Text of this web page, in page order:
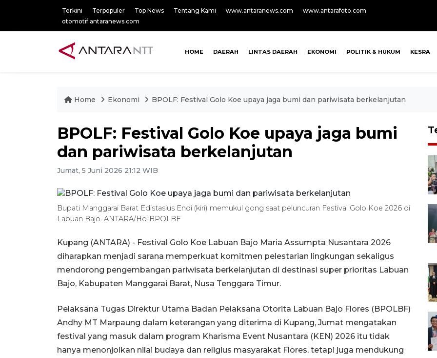
Terkini Terpopuler Top News Tentang Kami www.antaranews.com
www.antarafoto.com
otomotif.antaranews.com
HOME DAERAH LINTAS DAERAH EKONOMI POLITIK & HUKUM KESRA
Home Ekonomi BPOLF: Festival Golo Koe upaya jaga bumi dan pariwisata berkelanjutan
BPOLF: Festival Golo Koe upaya jaga bumi
dan pariwisata berkelanjutan
Jumat, 5 Juni 2026 21:12 WIB
Bupati Manggarai Barat Edistasius Endi (kiri) memukul gong saat peluncuran Festival Golo Koe 2026 di
Labuan Bajo. ANTARA/Ho-BPOLBF
Kupang (ANTARA) - Festival Golo Koe Labuan Bajo Maria Assumpta Nusantara 2026
diharapkan menjadi sarana memperkuat komitmen pelestarian lingkungan sekaligus
mendorong pengembangan pariwisata berkelanjutan di destinasi super prioritas Labuan
Bajo, Kabupaten Manggarai Barat, Nusa Tenggara Timur.
Pelaksana Tugas Direktur Utama Badan Pelaksana Otorita Labuan Bajo Flores (BPOLBF)
Andhy MT Marpaung dalam keterangan yang diterima di Kupang, Jumat mengatakan
festival yang masuk dalam program Kharisma Event Nusantara (KEN) 2026 itu tidak
hanya menonjolkan nilai budaya dan religius masyarakat Flores, tetapi juga mendukung